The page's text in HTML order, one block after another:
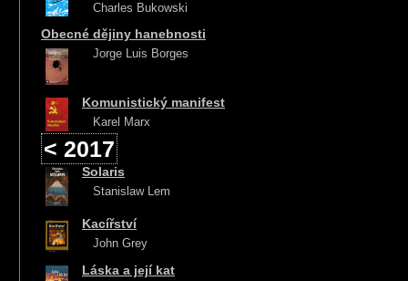
Charles Bukowski
Obecné dějiny hanebnosti
Jorge Luis Borges
Komunistický manifest
Karel Marx
< 2017
Solaris
Stanislaw Lem
Kacířství
John Grey
Láska a její kat